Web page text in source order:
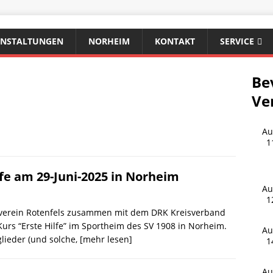
NORHEIM KONTAKT SERVICE
am 29-Juni-2025 in Norheim
Rotenfels zusammen mit dem DRK Kreisverband
“Erste Hilfe” im Sportheim des SV 1908 in Norheim.
(und solche, [mehr lesen]